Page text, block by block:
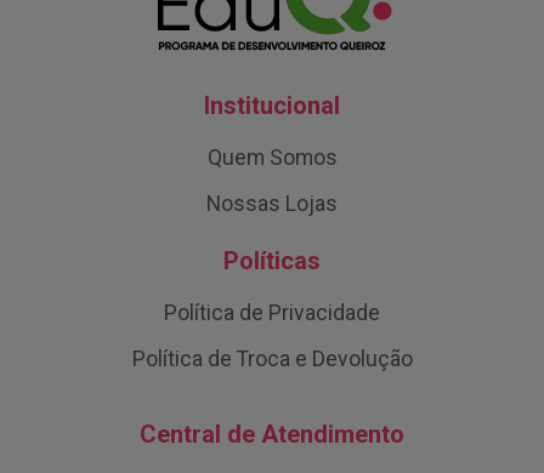
Institucional
Quem Somos
Nossas Lojas
Políticas
Política de Privacidade
Política de Troca e Devolução
Central de Atendimento